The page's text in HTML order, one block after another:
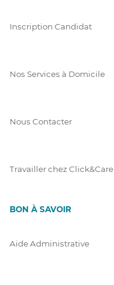
Inscription Candidat
Nos Services à Domicile
Nous Contacter
Travailler chez Click&Care
BON À SAVOIR
Aide Administrative